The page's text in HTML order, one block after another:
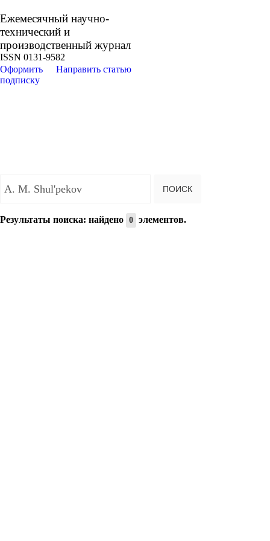
Ежемесячный научно-
технический и
производственный журнал
ISSN 0131-9582
Оформить
подписку
Направить статью
ПОИСК
Результаты поиска: найдено 0 элементов.